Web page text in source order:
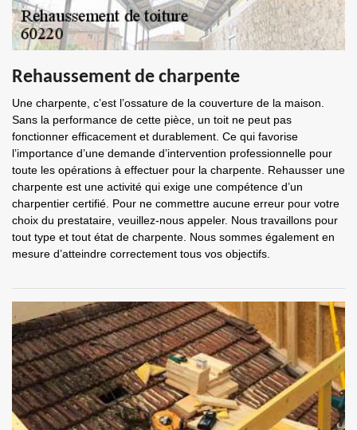
Rehaussement de charpente
Une charpente, c’est l’ossature de la couverture de la maison.
Sans la performance de cette pièce, un toit ne peut pas
fonctionner efficacement et durablement. Ce qui favorise
l’importance d’une demande d’intervention professionnelle pour
toute les opérations à effectuer pour la charpente. Rehausser une
charpente est une activité qui exige une compétence d’un
charpentier certifié. Pour ne commettre aucune erreur pour votre
choix du prestataire, veuillez-nous appeler. Nous travaillons pour
tout type et tout état de charpente. Nous sommes également en
mesure d’atteindre correctement tous vos objectifs.